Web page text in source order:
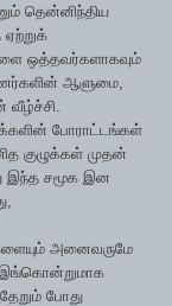
தென்னிந்திய
ஒத்தவர்களாகவும்
ஆளுமை,
வீழ்ச்சி.
போராட்டங்கள்
குழுக்கள் முதன்
இந்த சமூக இன
அனைவருமே
இங்கொன்றுமாக
போது